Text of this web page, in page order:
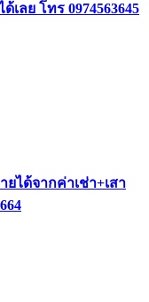
ลย โทร 0974563645
ยได้จากค่าเช่า+เสา